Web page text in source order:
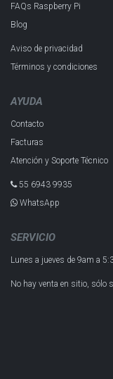
FAQs Raspberry Pi
Blog
Aviso de privacidad
Términos y condiciones
AYUDA
Contacto
Facturas
Atención y Soporte Técnico
55 6943 993​5
WhatsApp
SERVICIO
Lunes a jueves de 9am a
No hay venta en sitio, sólo